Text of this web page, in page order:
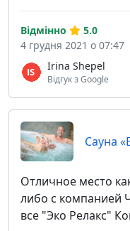
Irina Shepel
Відгук з Google
Відмінно
5.0
4 грудня 2021 о 07:47
Сауна
Отличное место
либо с компанией
все "Эко Релакс"